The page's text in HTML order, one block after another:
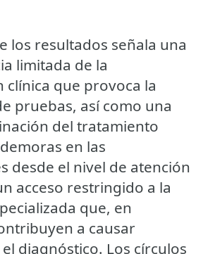
los resultados señala una
limitada de la
clínica que provoca la
pruebas, así como una
del tratamiento
en las
desde el nivel de atención
acceso restringido a la
que, en
a causar
diagnóstico. Los círculos